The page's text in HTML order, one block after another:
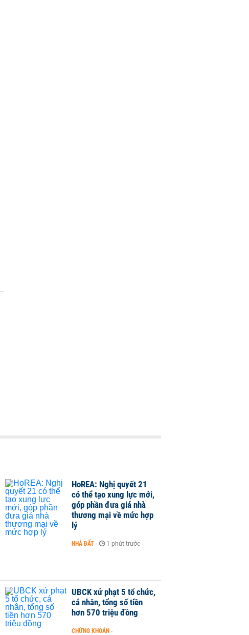
HoREA: Nghị quyết 21
có thể tạo xung lực mới,
góp phần đưa giá nhà
thương mại về mức hợp
lý
NHÀ ĐẤT - 1 phút trước
UBCK xử phạt 5 tổ chức,
cá nhân, tổng số tiền
hơn 570 triệu đồng
CHỨNG KHOÁN -